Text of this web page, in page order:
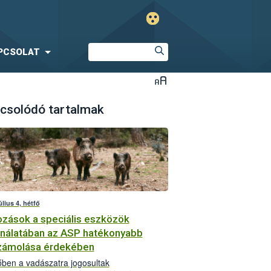
tartalmak
4, hétfő
a speciális eszközök
az ASP hatékonyabb
érdekében
a vadászatra jogosultak